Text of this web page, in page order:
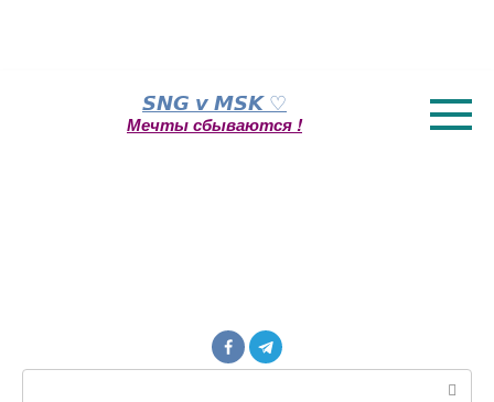
𝙎𝙉𝙂 𝙫 𝙈𝙎𝙆 ♡
Мечты сбываются !
Поиск: